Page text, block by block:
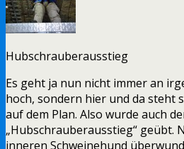
Hubschrauberausstieg
Es geht ja nun nicht immer an
hoch, sondern hier und da steht
auf dem Plan. Also wurde auch
„Hubschrauberausstieg“ geübt.
inneren Schweinehund